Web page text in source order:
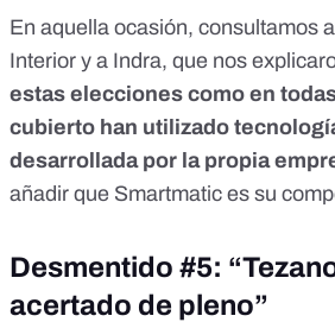
En aquella ocasión, consultamos
Interior y a Indra, que nos
estas elecciones como en
cubierto han utilizado
desarrollada por la propia
añadir que Smartmatic es su
Desmentido #5:
acertado de pleno”